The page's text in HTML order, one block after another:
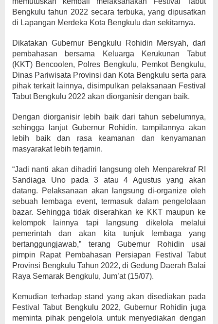
Bengkulu tahun 2022 secara terbuka, yang dipusatkan
di Lapangan Merdeka Kota Bengkulu dan sekitarnya.
Dikatakan Gubernur Bengkulu Rohidin Mersyah, dari
pembahasan bersama Keluarga Kerukunan Tabut
(KKT) Bencoolen, Polres Bengkulu, Pemkot Bengkulu,
Dinas Pariwisata Provinsi dan Kota Bengkulu serta para
pihak terkait lainnya, disimpulkan pelaksanaan Festival
Tabut Bengkulu 2022 akan diorganisir dengan baik.
Dengan diorganisir lebih baik dari tahun sebelumnya,
sehingga lanjut Gubernur Rohidin, tampilannya akan
lebih baik dan rasa keamanan dan kenyamanan
masyarakat lebih terjamin.
“Jadi nanti akan dihadiri langsung oleh Menparekraf RI
Sandiaga Uno pada 3 atau 4 Agustus yang akan
datang. Pelaksanaan akan langsung di-organize oleh
sebuah lembaga event, termasuk dalam pengelolaan
bazar. Sehingga tidak diserahkan ke KKT maupun ke
kelompok lainnya tapi langsung dikelola melalui
pemerintah dan akan kita tunjuk lembaga yang
bertanggungjawab,” terang Gubernur Rohidin usai
pimpin Rapat Pembahasan Persiapan Festival Tabut
Provinsi Bengkulu Tahun 2022, di Gedung Daerah Balai
Raya Semarak Bengkulu, Jum’at (15/07).
Kemudian terhadap stand yang akan disediakan pada
Festival Tabut Bengkulu 2022, Gubernur Rohidin juga
meminta pihak pengelola untuk menyediakan dengan